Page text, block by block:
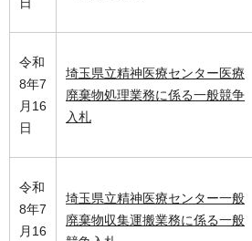
令和
8年7
月16
日
埼玉県立精神医療センター医療
廃棄物処理業務に係る一般競争
入札
令和
8年7
月16
埼玉県立精神医療センター一般
廃棄物収集運搬業務に係る一般